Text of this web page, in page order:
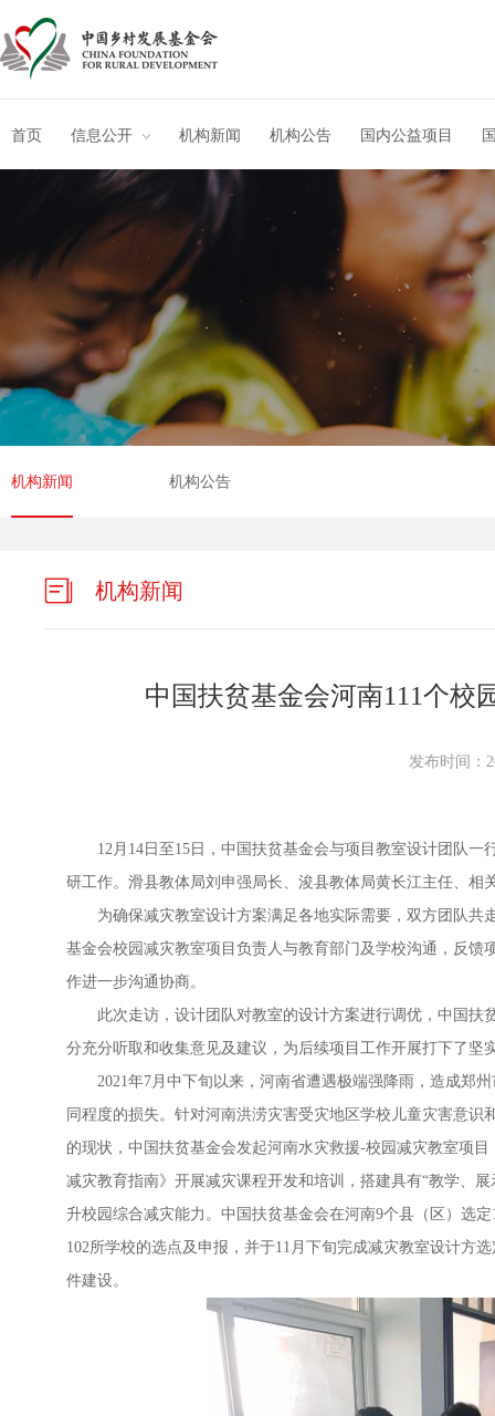
首页 信息公开 机构新闻 机构公告 国内公益项目
机构新闻 机构公告
机构新闻
中国扶贫基金会河南111个校
发布时间：
12月14日至15日，中国扶贫基金会与项目教室设计团队
研工作。滑县教体局刘申强局长、浚县教体局黄长江主任、相
为确保减灾教室设计方案满足各地实际需要，双方团队
基金会校园减灾教室项目负责人与教育部门及学校沟通，反
作进一步沟通协商。
此次走访，设计团队对教室的设计方案进行调优，中国
分充分听取和收集意见及建议，为后续项目工作开展打下了坚
2021年7月中下旬以来，河南省遭遇极端强降雨，造成郑
同程度的损失。针对河南洪涝灾害受灾地区学校儿童灾害意
的现状，中国扶贫基金会发起河南水灾救援-校园减灾教室项
减灾教育指南》开展减灾课程开发和培训，搭建具有“教学、
升校园综合减灾能力。中国扶贫基金会在河南9个县（区）选
102所学校的选点及申报，并于11月下旬完成减灾教室设计方
件建设。